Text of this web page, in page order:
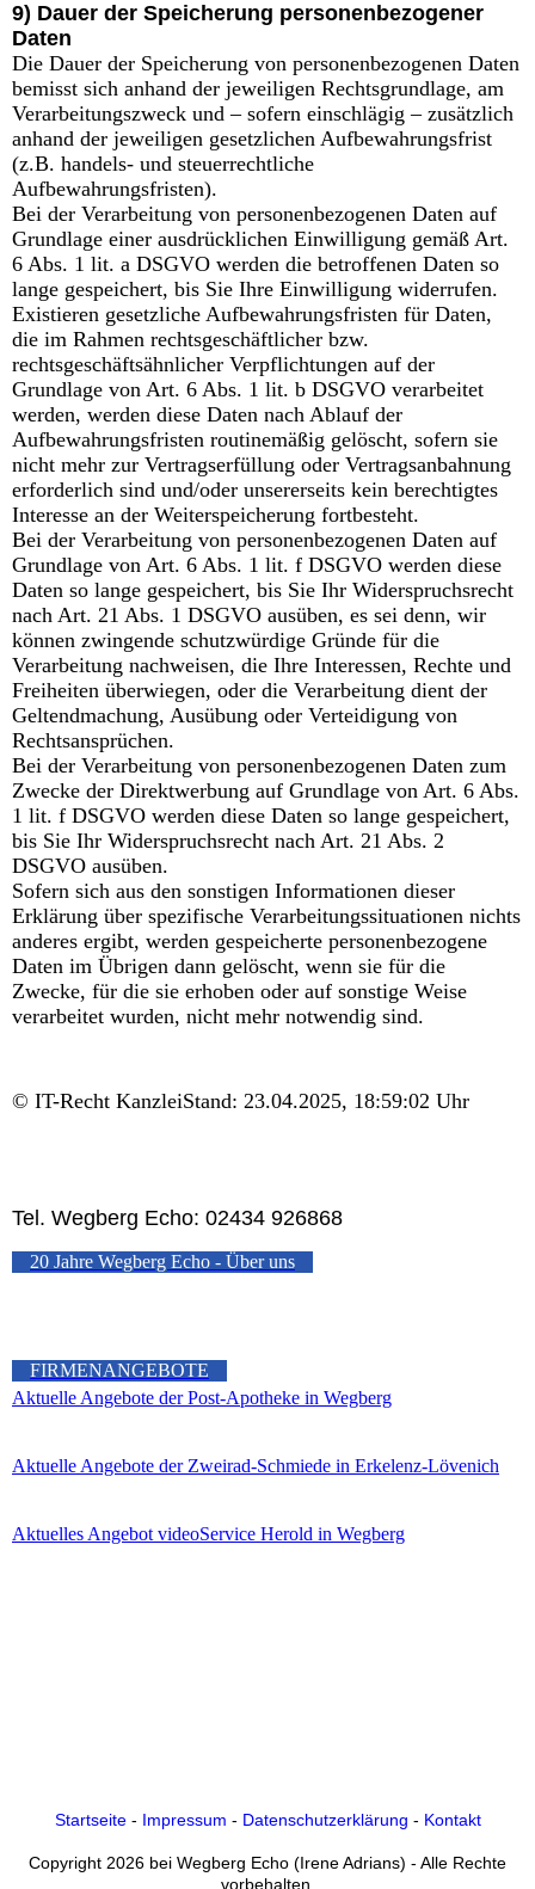
9) Dauer der Speicherung personenbezogener
Daten
Die Dauer der Speicherung von personenbezogenen Daten
bemisst sich anhand der jeweiligen Rechtsgrundlage, am
Verarbeitungszweck und – sofern einschlägig – zusätzlich
anhand der jeweiligen gesetzlichen Aufbewahrungsfrist
(z.B. handels- und steuerrechtliche
Aufbewahrungsfristen).
Bei der Verarbeitung von personenbezogenen Daten auf
Grundlage einer ausdrücklichen Einwilligung gemäß Art.
6 Abs. 1 lit. a DSGVO werden die betroffenen Daten so
lange gespeichert, bis Sie Ihre Einwilligung widerrufen.
Existieren gesetzliche Aufbewahrungsfristen für Daten,
die im Rahmen rechtsgeschäftlicher bzw.
rechtsgeschäftsähnlicher Verpflichtungen auf der
Grundlage von Art. 6 Abs. 1 lit. b DSGVO verarbeitet
werden, werden diese Daten nach Ablauf der
Aufbewahrungsfristen routinemäßig gelöscht, sofern sie
nicht mehr zur Vertragserfüllung oder Vertragsanbahnung
erforderlich sind und/oder unsererseits kein berechtigtes
Interesse an der Weiterspeicherung fortbesteht.
Bei der Verarbeitung von personenbezogenen Daten auf
Grundlage von Art. 6 Abs. 1 lit. f DSGVO werden diese
Daten so lange gespeichert, bis Sie Ihr Widerspruchsrecht
nach Art. 21 Abs. 1 DSGVO ausüben, es sei denn, wir
können zwingende schutzwürdige Gründe für die
Verarbeitung nachweisen, die Ihre Interessen, Rechte und
Freiheiten überwiegen, oder die Verarbeitung dient der
Geltendmachung, Ausübung oder Verteidigung von
Rechtsansprüchen.
Bei der Verarbeitung von personenbezogenen Daten zum
Zwecke der Direktwerbung auf Grundlage von Art. 6 Abs.
1 lit. f DSGVO werden diese Daten so lange gespeichert,
bis Sie Ihr Widerspruchsrecht nach Art. 21 Abs. 2
DSGVO ausüben.
Sofern sich aus den sonstigen Informationen dieser
Erklärung über spezifische Verarbeitungssituationen nichts
anderes ergibt, werden gespeicherte personenbezogene
Daten im Übrigen dann gelöscht, wenn sie für die
Zwecke, für die sie erhoben oder auf sonstige Weise
verarbeitet wurden, nicht mehr notwendig sind.
© IT-Recht KanzleiStand: 23.04.2025, 18:59:02 Uhr
Tel. Wegberg Echo: 02434 926868
20 Jahre Wegberg Echo - Über uns
FIRMENANGEBOTE
Aktuelle Angebote der Post-Apotheke in Wegberg
Aktuelle Angebote der Zweirad-Schmiede in Erkelenz-Lövenich
Aktuelles Angebot videoService Herold in Wegberg
Startseite- Impressum - Datenschutzerklärung - Kontakt
Copyright 2026 bei Wegberg Echo (Irene Adrians) - Alle Rechte
vorbehalten.